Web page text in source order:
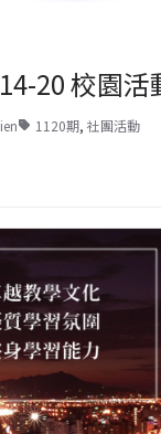
20 校園活
1120期,社團活動